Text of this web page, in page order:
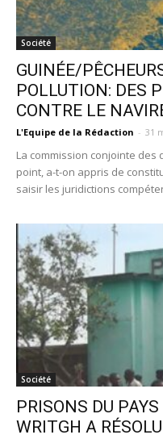
Société
GUINÉE/
POLLUTION: DES
CONTRE LE
L'Equipe de la Rédaction - 31
La commission conjointe
point, a-t-on appris de
saisir les juridictions
Société
PRISONS DU
WRITGH A